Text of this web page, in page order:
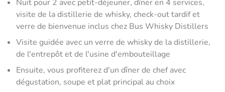
Nuit pour 2 avec petit-déjeuner, dîner en 4 services,
visite de la distillerie de whisky, check-out tardif et
verre de bienvenue inclus chez Bus Whisky Distillers
Visite guidée avec un verre de whisky de la distillerie,
de l'entrepôt et de l'usine d'embouteillage
Ensuite, vous profiterez d'un dîner de chef avec
dégustation, soupe et plat principal au choix